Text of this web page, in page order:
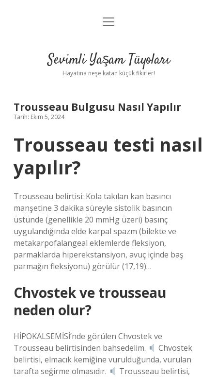
Anasayfa
Yasal Uyarı
menüyü
Sevimli Yaşam Tüyoları
Hayatına neşe katan küçük fikirler!
Trousseau Bulgusu Nasıl Yapılır
Tarih: Ekim 5, 2024
Trousseau testi nasıl
yapılır?
Trousseau belirtisi: Kola takılan kan basıncı
manşetine 3 dakika süreyle sistolik basıncın
üstünde (genellikle 20 mmHg üzeri) basınç
uygulandığında elde karpal spazm (bilekte ve
metakarpofalangeal eklemlerde fleksiyon,
parmaklarda hiperekstansiyon, avuç içinde baş
parmağın fleksiyonu) görülür (17,19)…
Chvostek ve trousseau
neden olur?
HİPOKALSEMİSİ’nde görülen Chvostek ve
Trousseau belirtisinden bahsedelim.
Chvostek
belirtisi, elmacık kemiğine vurulduğunda, vurulan
tarafta seğirme olmasıdır.
Trousseau belirtisi,